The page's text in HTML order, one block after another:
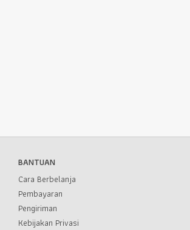
BANTUAN
Cara Berbelanja
Pembayaran
Pengiriman
Kebijakan Privasi